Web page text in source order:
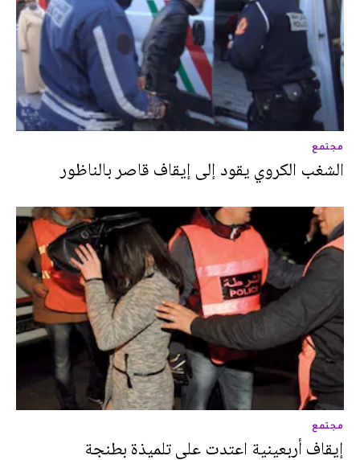
مجتمع
الشغب الكروي يقود إلى إيقاف قاصر بالناظور
مجتمع
إيقاف أربعينية اعتدت على تلميذة بطنجة